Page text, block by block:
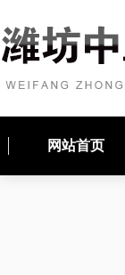
网站首页